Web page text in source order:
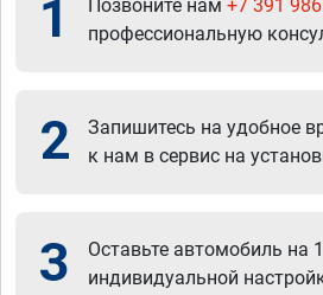
1 Позвоните нам +7 391
профессиональную
2
Запишитесь на удобное
к нам в сервис на
3
Оставьте автомобиль на
индивидуальной